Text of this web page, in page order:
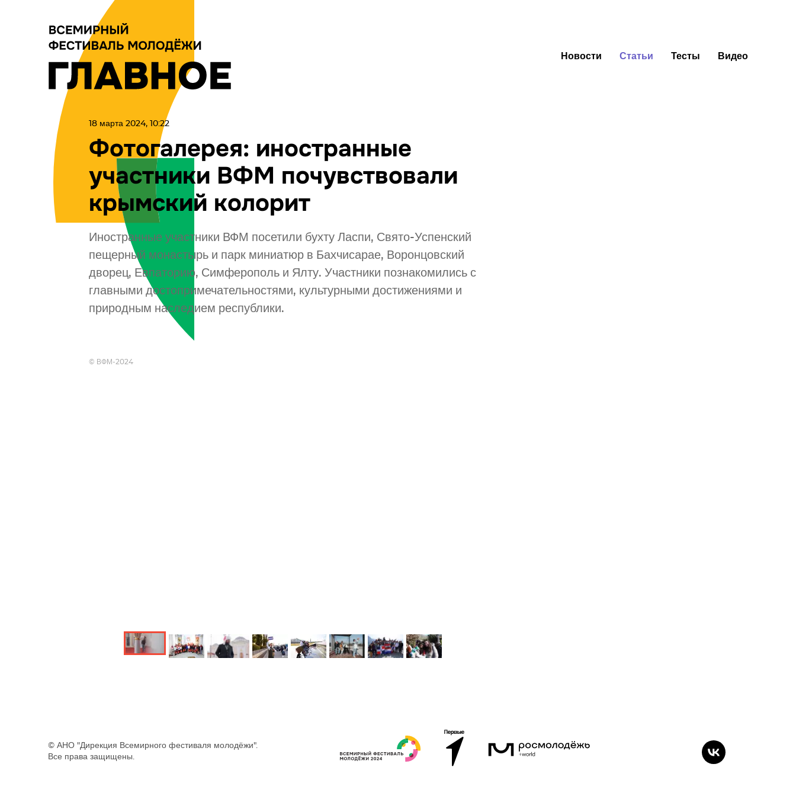
Новости Статьи Тесты Видео
18 марта 2024, 10:22
Фотогалерея: иностранные
участники ВФМ почувствовали
крымский колорит
Иностранные участники ВФМ посетили бухту Ласпи, Свято-Успенский
пещерный монастырь и парк миниатюр в Бахчисарае, Воронцовский
дворец, Евпаторию, Симферополь и Ялту. Участники познакомились с
главными достопримечательностями, культурными достижениями и
природным наследием республики.
© ВФМ-2024
© АНО "Дирекция Всемирного фестиваля молодёжи".
Все права защищены.